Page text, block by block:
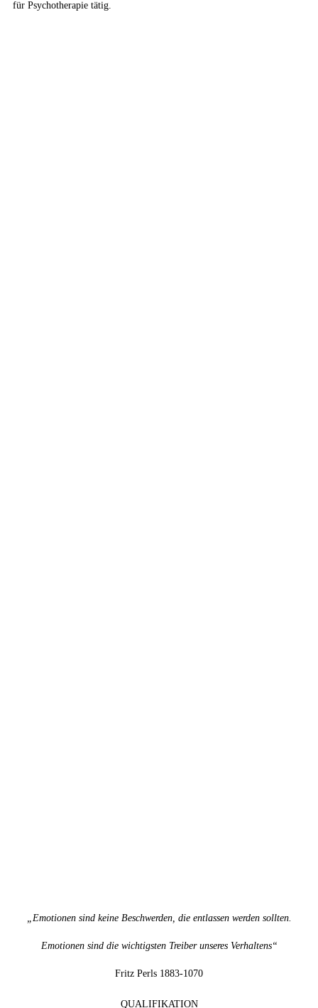
für Psychotherapie tätig.
„Emotionen sind keine Beschwerden, die entlassen werden sollten.
Emotionen sind die wichtigsten Treiber unseres Verhaltens“
Fritz Perls 1883-1070
QUALIFIKATION